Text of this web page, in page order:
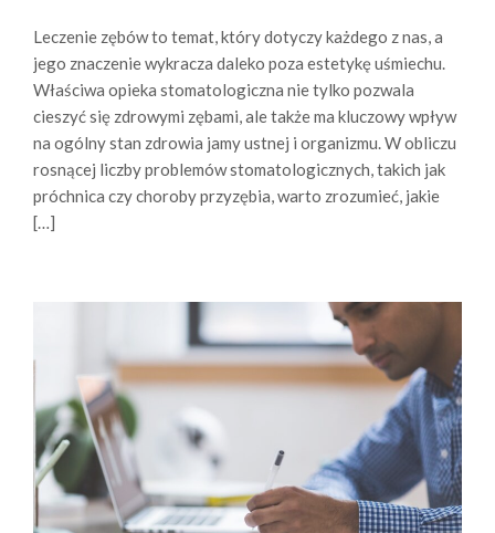
Leczenie zębów to temat, który dotyczy każdego z nas, a
jego znaczenie wykracza daleko poza estetykę uśmiechu.
Właściwa opieka stomatologiczna nie tylko pozwala
cieszyć się zdrowymi zębami, ale także ma kluczowy wpływ
na ogólny stan zdrowia jamy ustnej i organizmu. W obliczu
rosnącej liczby problemów stomatologicznych, takich jak
próchnica czy choroby przyzębia, warto zrozumieć, jakie
[…]